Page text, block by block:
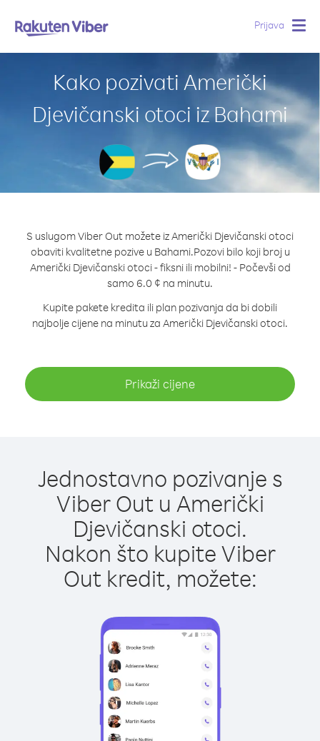
Prijava
Kako pozivati Američki
Djevičanski otoci iz Bahami
S uslugom Viber Out možete iz Američki Djevičanski otoci
obaviti kvalitetne pozive u Bahami.Pozovi bilo koji broj u
Američki Djevičanski otoci - fiksni ili mobilni! - Počevši od
samo 6.0 ¢ na minutu.
Kupite pakete kredita ili plan pozivanja da bi dobili
najbolje cijene na minutu za Američki Djevičanski otoci.
Prikaži cijene
Jednostavno pozivanje s
Viber Out u Američki
Djevičanski otoci.
Nakon što kupite Viber
Out kredit, možete: